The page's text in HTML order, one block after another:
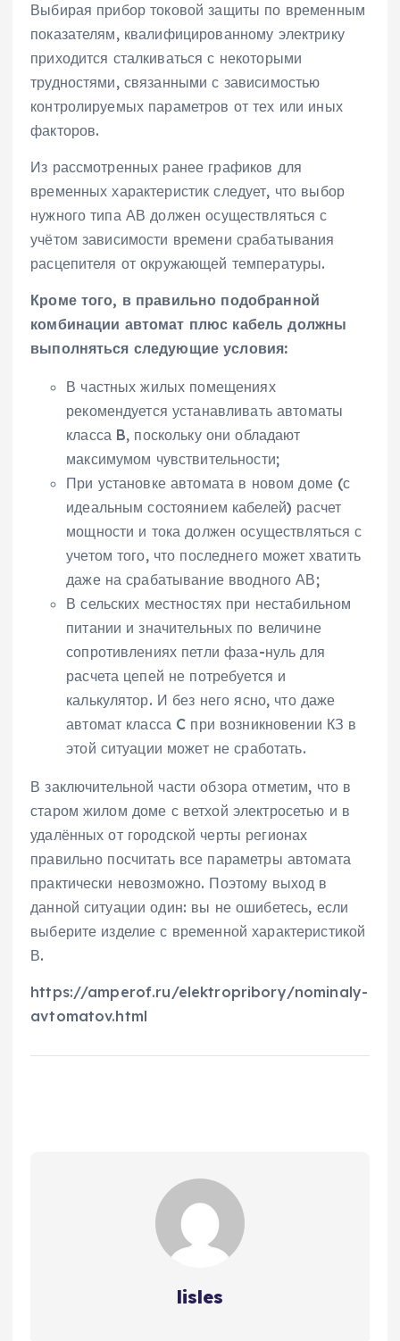
Выбирая прибор токовой защиты по временным
показателям, квалифицированному электрику
приходится сталкиваться с некоторыми
трудностями, связанными с зависимостью
контролируемых параметров от тех или иных
факторов.
Из рассмотренных ранее графиков для
временных характеристик следует, что выбор
нужного типа АВ должен осуществляться с
учётом зависимости времени срабатывания
расцепителя от окружающей температуры.
Кроме того, в правильно подобранной
комбинации автомат плюс кабель должны
выполняться следующие условия:
В частных жилых помещениях
рекомендуется устанавливать автоматы
класса B, поскольку они обладают
максимумом чувствительности;
При установке автомата в новом доме (с
идеальным состоянием кабелей) расчет
мощности и тока должен осуществляться с
учетом того, что последнего может хватить
даже на срабатывание вводного АВ;
В сельских местностях при нестабильном
питании и значительных по величине
сопротивлениях петли фаза-нуль для
расчета цепей не потребуется и
калькулятор. И без него ясно, что даже
автомат класса C при возникновении КЗ в
этой ситуации может не сработать.
В заключительной части обзора отметим, что в
старом жилом доме с ветхой электросетью и в
удалённых от городской черты регионах
правильно посчитать все параметры автомата
практически невозможно. Поэтому выход в
данной ситуации один: вы не ошибетесь, если
выберите изделие с временной характеристикой
В.
https://amperof.ru/elektropribory/nominaly-
avtomatov.html
lisles